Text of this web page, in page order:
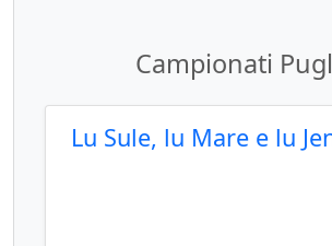
Campionati
Lu Sule, lu Mare e lu